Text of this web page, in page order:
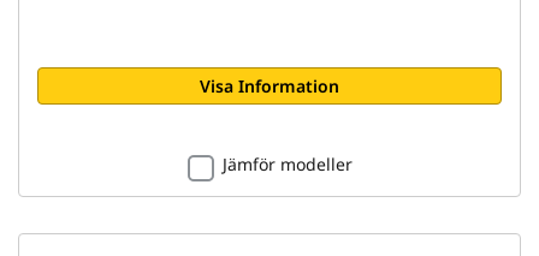
Visa Information
Jämför modeller